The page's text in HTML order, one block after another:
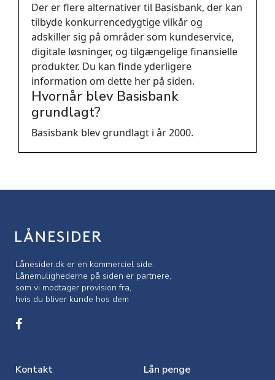
Der er flere alternativer til Basisbank, der kan
tilbyde konkurrencedygtige vilkår og
adskiller sig på områder som kundeservice,
digitale løsninger, og tilgængelige finansielle
produkter. Du kan finde yderligere
information om dette her på siden.
Hvornår blev Basisbank
grundlagt?
Basisbank blev grundlagt i år 2000.
Lånesider.dk er en kommerciel side.
Lånemulighederne på siden er partnere,
som vi modtager provision fra,
hvis du bliver kunde hos dem
Kontakt Lån penge